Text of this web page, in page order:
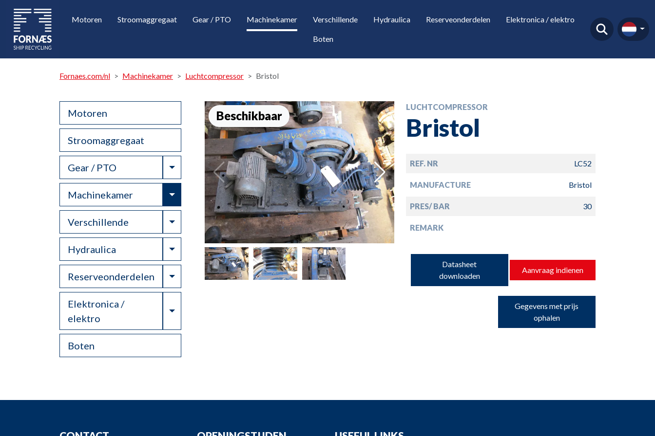
Motoren Stroomaggregaat Gear / PTO Machinekamer Verschillende Hydraulica Reserveonderdelen Elektronica / elektro
Boten
Fornaes.com/nl Machinekamer Luchtcompressor Bristol
Motoren
Stroomaggregaat
Gear / PTO Toggle Dropdown
Machinekamer Toggle Dropdown
Verschillende Toggle Dropdown
Hydraulica Toggle Dropdown
Reserveonderdelen Toggle Dropdown
Elektronica /
elektro
Toggle Dropdown
Boten
Beschikbaar
LUCHTCOMPRESSOR
Bristol
REF. NR LC52
MANUFACTURE Bristol
PRES/ BAR 30
REMARK
Datasheet
downloaden
Aanvraag indienen
Gegevens met prijs
ophalen